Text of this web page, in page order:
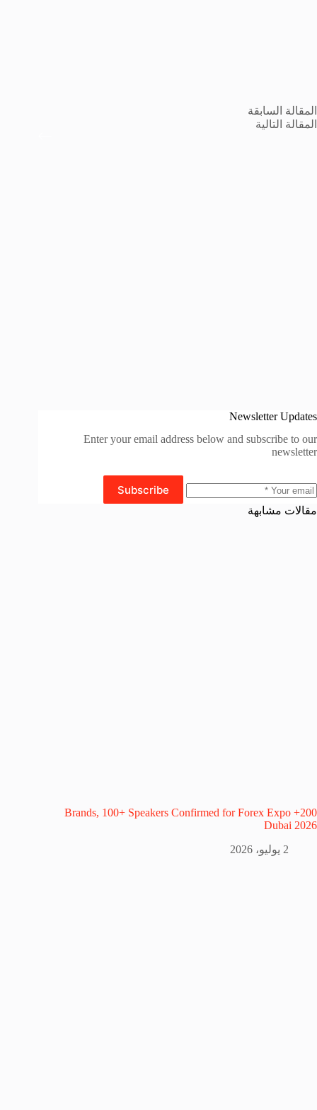
المقالة السابقة
المقالة التالية
Newsletter Updates
Enter your email address below and subscribe to our
newsletter
Subscribe
مقالات مشابهة
200+ Brands, 100+ Speakers Confirmed for Forex Expo
Dubai 2026
2 يوليو، 2026